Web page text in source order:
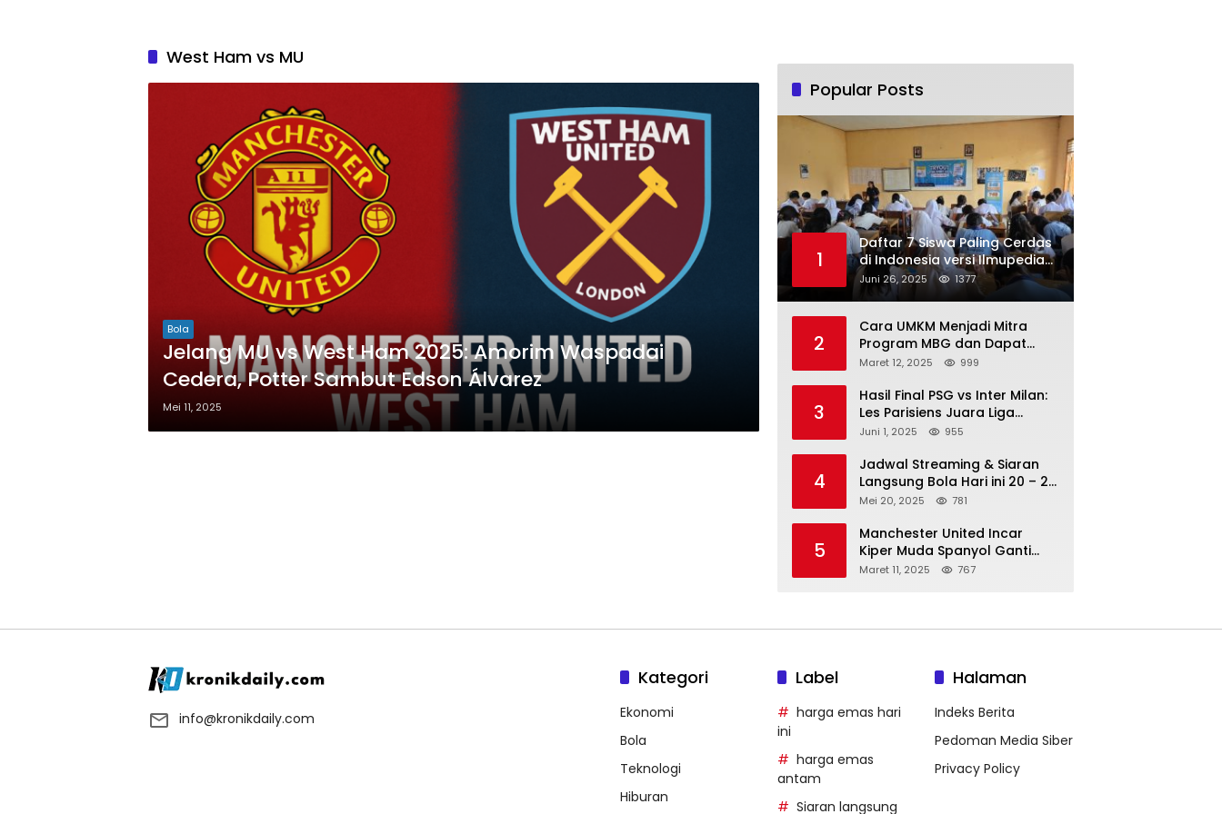
West Ham vs MU
Bola
Jelang MU vs West Ham 2025: Amorim Waspadai
Cedera, Potter Sambut Edson Álvarez
Mei 11, 2025
Popular Posts
1
Daftar 7 Siswa Paling Cerdas
di Indonesia versi Ilmupedia
Tryout UTBK 2025
Juni 26, 2025 1377
2
Cara UMKM Menjadi Mitra
Program MBG dan Dapat
Modal Hingga Rp500 Juta
Maret 12, 2025 999
3
Hasil Final PSG vs Inter Milan:
Les Parisiens Juara Liga
Champions 2025 usai Bantai il
Juni 1, 2025 955
4
Jadwal Streaming & Siaran
Langsung Bola Hari ini 20 – 21
Mei 2025: Manchester City vs
Mei 20, 2025 781
5
Manchester United Incar
Kiper Muda Spanyol Ganti
Andre Onana
Maret 11, 2025 767
info@kronikdaily.com
Kategori
Ekonomi
Bola
Teknologi
Hiburan
Label
harga emas hari
ini
harga emas
antam
Siaran langsung
Halaman
Indeks Berita
Pedoman Media Siber
Privacy Policy